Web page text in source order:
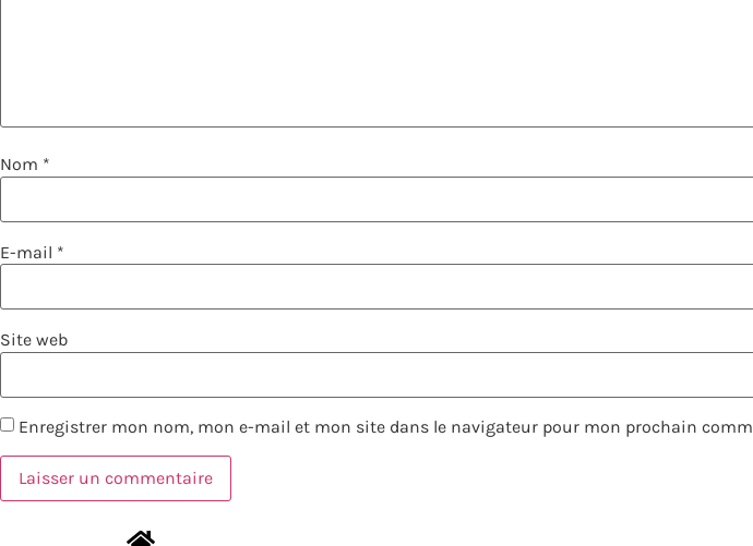
Nom *
E-mail *
Site web
Enregistrer mon nom, mon e-mail et mon site dans le navigateur pour mon prochain